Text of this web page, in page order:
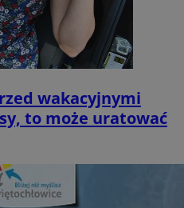
wakacyjnymi
to może uratować